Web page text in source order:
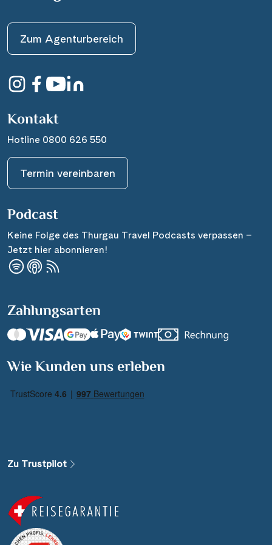
Zum Agenturbereich
Kontakt
Hotline 0800 626 550
Termin vereinbaren
Podcast
Keine Folge des Thurgau Travel Podcasts verpassen –
Jetzt hier abonnieren!
Zahlungsarten
Wie Kunden uns erleben
Zu Trustpilot
Suchen & Buchen
Alle Gewässer
Alle Schiffe